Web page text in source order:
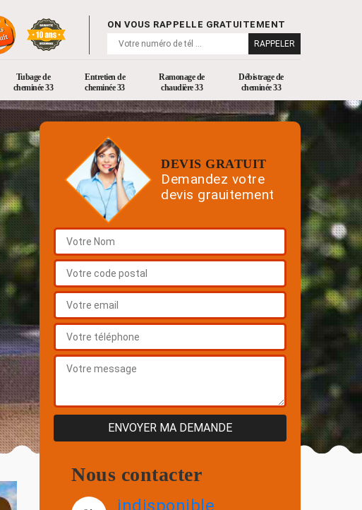
ON VOUS RAPPELLE GRATUITEMENT
Tubage de
cheminée 33
Entretien de
cheminée 33
Ramonage de
chaudière 33
Débistrage de
cheminée 33
DEVIS GRATUIT
Demandez votre
devis grauitement
Nous contacter
indisponible